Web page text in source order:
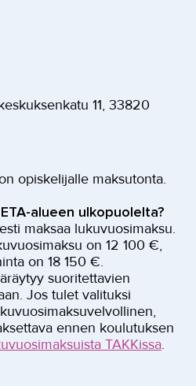
11, 33820
opiskelijalle maksutonta.
alueen ulkopuolelta?
maksaa lukuvuosimaksu.
on 12 100 €,
on 18 150 €.
suoritettavien
Jos tulet valituksi
ennen koulutuksen
TAKKissa.